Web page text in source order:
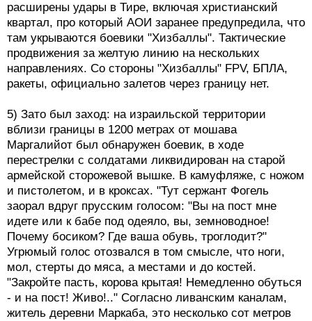
расширены удары в Тире, включая христианский
квартал, про который АОИ заранее предупредила, что
там укрываются боевики "Хизбаллы". Тактические
продвижения за желтую линию на нескольких
направлениях. Со стороны "Хизбаллы" FPV, БПЛА,
ракеты, официально залетов через границу нет.
5) Зато был заход: на израильской территории
вблизи границы в 1200 метрах от мошава
Маргалийот был обнаружен боевик, в ходе
перестрелки с солдатами ликвидирован на старой
армейской сторожевой вышке. В камуфляже, с ножом
и пистолетом, и в кроксах. "Тут сержант Фогель
заорал вдруг прусским голосом: "Вы на пост мне
идете или к бабе под одеяло, вы, земноводное!
Почему босиком? Где ваша обувь, троглодит?"
Угрюмый голос отозвался в том смысле, что ноги,
мол, стерты до мяса, а местами и до костей.
"Закройте пасть, корова крытая! Немедленно обуться
- и на пост! Живо!.." Согласно ливанским каналам,
житель деревни Маркаба, это несколько сот метров